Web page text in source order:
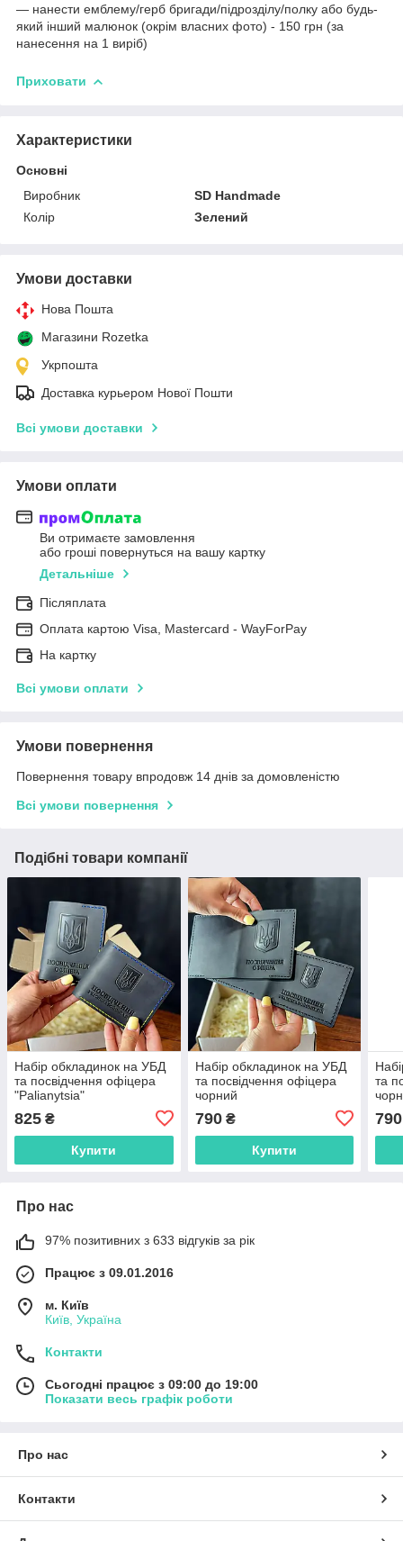
— нанести емблему/герб бригади/підрозділу/полку або будь-
який інший малюнок (окрім власних фото) - 150 грн (за
нанесення на 1 виріб)
Приховати
Характеристики
Основні
Виробник
SD Handmade
Колір
Зелений
Умови доставки
Нова Пошта
Магазини Rozetka
Укрпошта
Доставка курьером Нової Пошти
Всі умови доставки
Умови оплати
Ви отримаєте замовлення
або гроші повернуться на вашу картку
Детальніше
Післяплата
Оплата картою Visa, Mastercard - WayForPay
На картку
Всі умови оплати
Умови повернення
Повернення товару впродовж 14 днів за домовленістю
Всі умови повернення
Подібні товари компанії
Набір обкладинок на УБД
та посвідчення офіцера
"Palianytsia"
825 ₴
Купити
Набір обкладинок на УБД
та посвідчення офіцера
чорний
790₴
Купити
та
790
Про нас
97% позитивних з 633 відгуків за рік
Працює з 09.01.2016
м. Київ
Київ, Україна
Контакти
Сьогодні працює з 09:00 до 19:00
Показати весь графік роботи
Про нас
Контакти